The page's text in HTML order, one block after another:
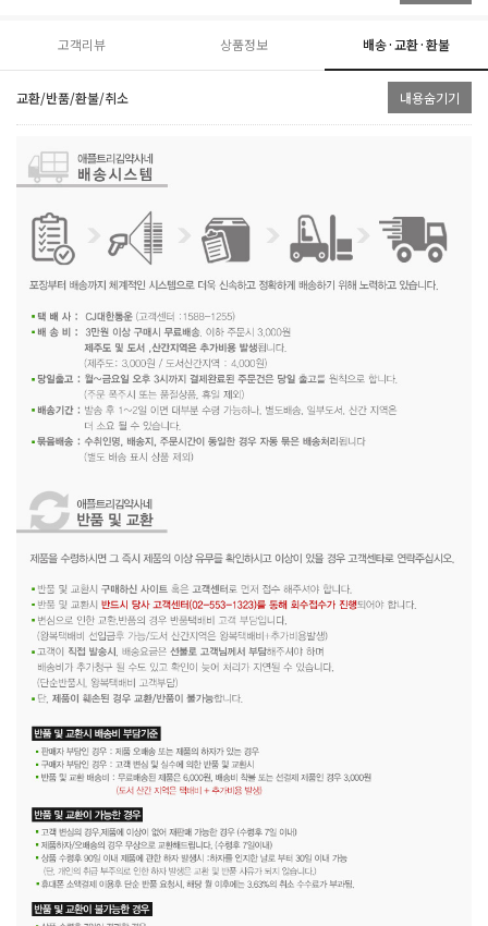
고객리뷰 상품정보 배송·교환·환불
교환/반품/환불/취소 내용숨기기